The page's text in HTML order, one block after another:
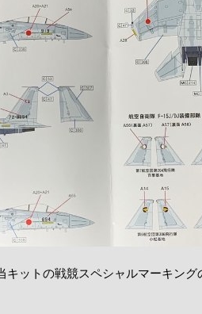
キットの戦競スペシャルマーキン